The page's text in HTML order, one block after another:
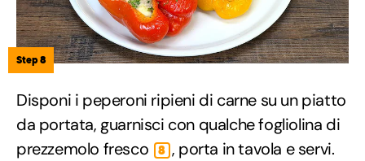
Step 8
Disponi i peperoni ripieni di carne su un piatto
da portata, guarnisci con qualche fogliolina di
prezzemolo fresco
8 , porta in tavola e servi.